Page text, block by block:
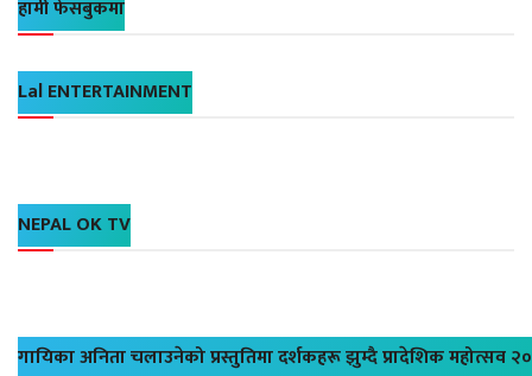
हामी फेसबुकमा
Lal ENTERTAINMENT
NEPAL OK TV
गायिका अनिता चलाउनेको प्रस्तुतिमा दर्शकहरू झुम्दै प्रादेशिक महोत्सव